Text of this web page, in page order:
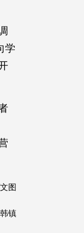
学
图
镇